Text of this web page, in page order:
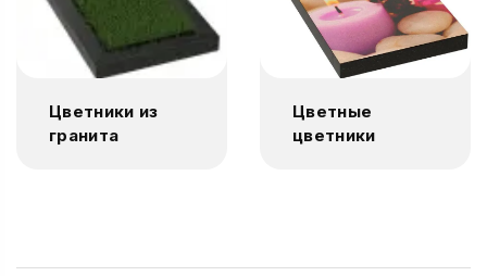
Цветники из
гранита
Цветные
цветники